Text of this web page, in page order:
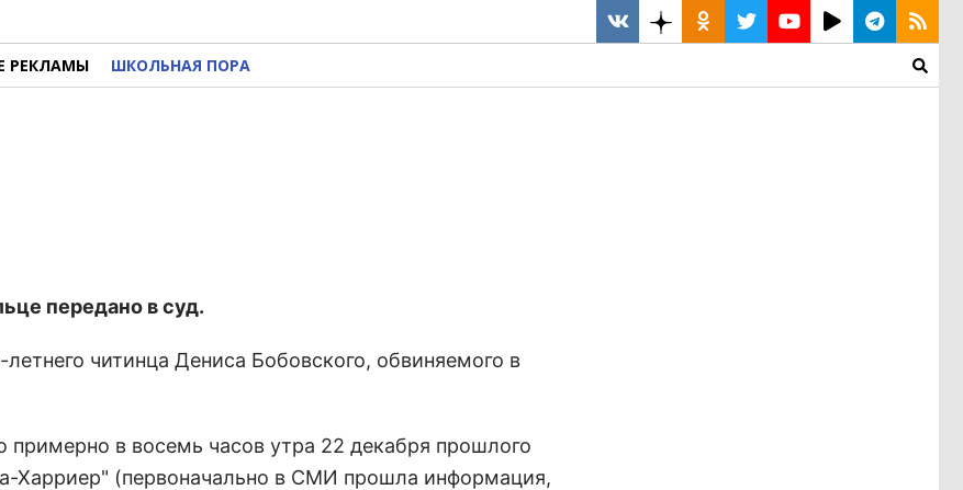
РЕКЛАМЫ ШКОЛЬНАЯ ПОРА
передано в суд.
читинца Дениса Бобовского, обвиняемого в
в восемь часов утра 22 декабря прошлого
Харриер" (первоначально в СМИ прошла информация,